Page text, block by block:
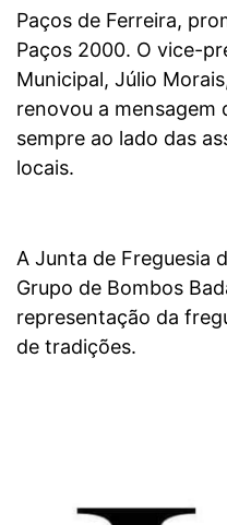
Paços de Ferreira,
Paços 2000. O vice-
Municipal, Júlio
renovou a mensagem
sempre ao lado das
locais.
A Junta de Freguesia
Grupo de Bombos
representação da
de tradições.